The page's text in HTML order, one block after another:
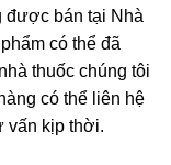
được bán tại Nhà
có thể đã
thuốc chúng tôi
có thể liên hệ
vấn kịp thời.